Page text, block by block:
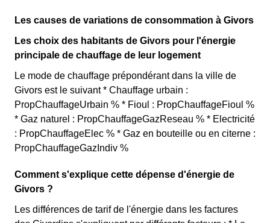
Les causes de variations de consommation à Givors
Les choix des habitants de Givors pour l'énergie
principale de chauffage de leur logement
Le mode de chauffage prépondérant dans la ville de
Givors est le suivant * Chauffage urbain :
PropChauffageUrbain % * Fioul : PropChauffageFioul %
* Gaz naturel : PropChauffageGazReseau % * Electricité
: PropChauffageElec % * Gaz en bouteille ou en citerne :
PropChauffageGazIndiv %
Comment s'explique cette dépense d'énergie de
Givors ?
Les différences de tarif de l'énergie dans les factures